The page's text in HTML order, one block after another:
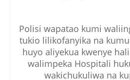
Polisi wapatao kumi
tukio lilikofanyika na
huyo aliyekua kwenye
walimpeka Hospitali
wakichukuliwa na